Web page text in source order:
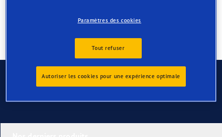
Contactez-nous
Paramètres des cookies
Tout refuser
Autoriser les cookies pour une expérience optimale